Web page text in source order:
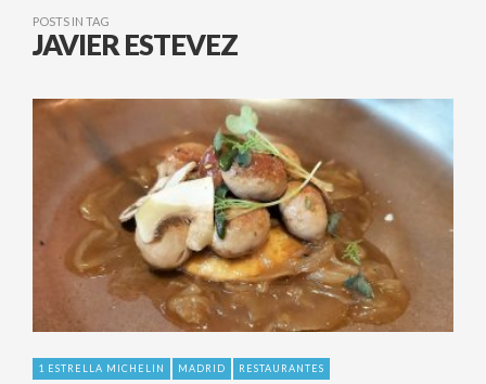
POSTS IN TAG
JAVIER ESTEVEZ
1 ESTRELLA MICHELIN MADRID RESTAURANTES